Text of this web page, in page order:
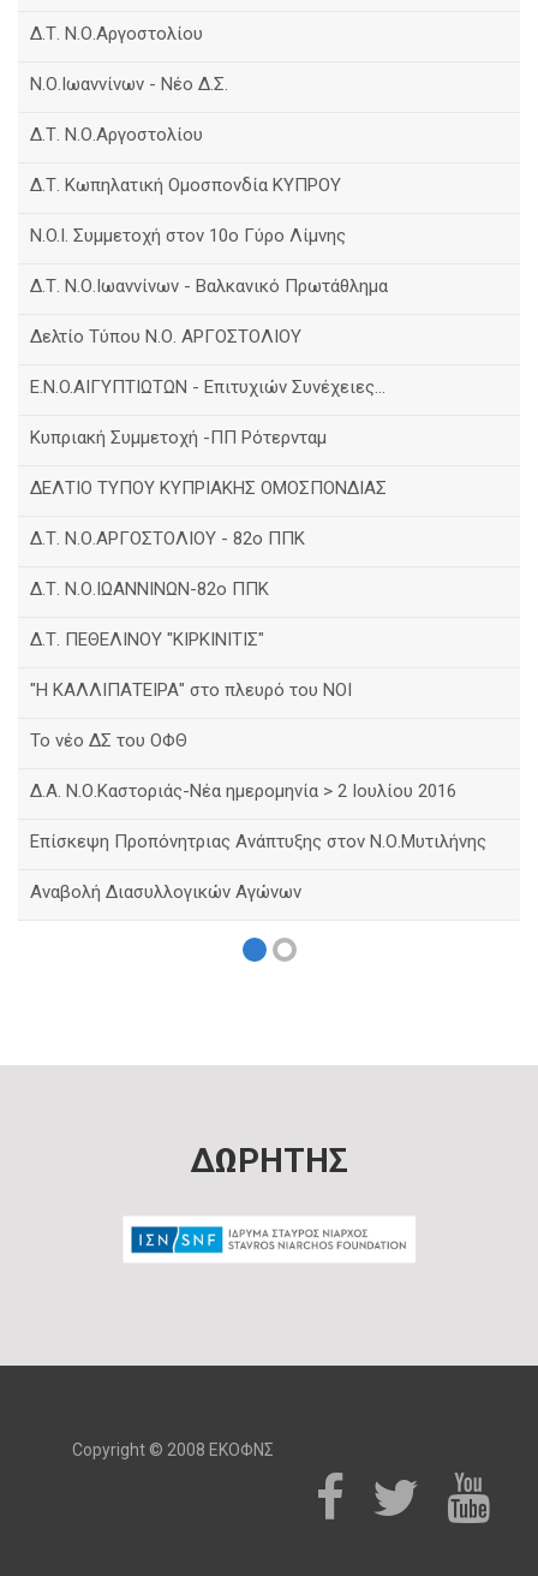
Δ.Τ. Ν.Ο.Αργοστολίου
Ν.Ο.Ιωαννίνων - Νέο Δ.Σ.
Δ.Τ. Ν.Ο.Αργοστολίου
Δ.Τ. Κωπηλατική Ομοσπονδία ΚΥΠΡΟΥ
N.O.I. Συμμετοχή στον 10ο Γύρο Λίμνης
Δ.Τ. Ν.Ο.Ιωαννίνων - Βαλκανικό Πρωτάθλημα
Δελτίο Τύπου Ν.Ο. ΑΡΓΟΣΤΟΛΙΟΥ
E.N.O.AIΓΥΠΤΙΩΤΩΝ - Επιτυχιών Συνέχειες...
Κυπριακή Συμμετοχή -ΠΠ Ρότερνταμ
ΔΕΛΤΙΟ ΤΥΠΟΥ ΚΥΠΡΙΑΚΗΣ ΟΜΟΣΠΟΝΔΙΑΣ
Δ.Τ. Ν.Ο.ΑΡΓΟΣΤΟΛΙΟΥ - 82ο ΠΠΚ
Δ.Τ. Ν.Ο.ΙΩΑΝΝΙΝΩΝ-82ο ΠΠΚ
Δ.Τ. ΠΕΘΕΛΙΝΟΥ "ΚΙΡΚΙΝΙΤΙΣ"
"Η ΚΑΛΛΙΠΑΤΕΙΡΑ" στο πλευρό του ΝΟΙ
Το νέο ΔΣ του ΟΦΘ
Δ.Α. Ν.Ο.Καστοριάς-Νέα ημερομηνία > 2 Ιουλίου 2016
Eπίσκεψη Προπόνητριας Ανάπτυξης στον Ν.Ο.Μυτιλήνης
Αναβολή Διασυλλογικών Αγώνων
ΔΩΡΗΤΗΣ
Copyright © 2008 ΕΚΟΦΝΣ